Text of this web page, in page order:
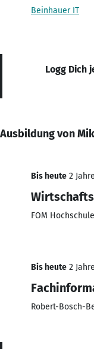
Beinhauer IT
Logg Dich
Ausbildung von
Bis heute 2
FOM
Bis heute 2
Robert-Bosch-